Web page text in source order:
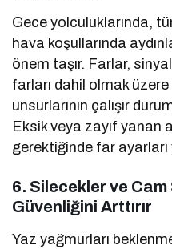
Gece yolculuklarında,
hava koşullarında
önem taşır. Farlar,
farları dahil olmak
unsurlarının çalışır
Eksik veya zayıf yanan
gerektiğinde far ayarları
6. Silecekler ve
Güvenliğini Arttırır
Yaz yağmurları